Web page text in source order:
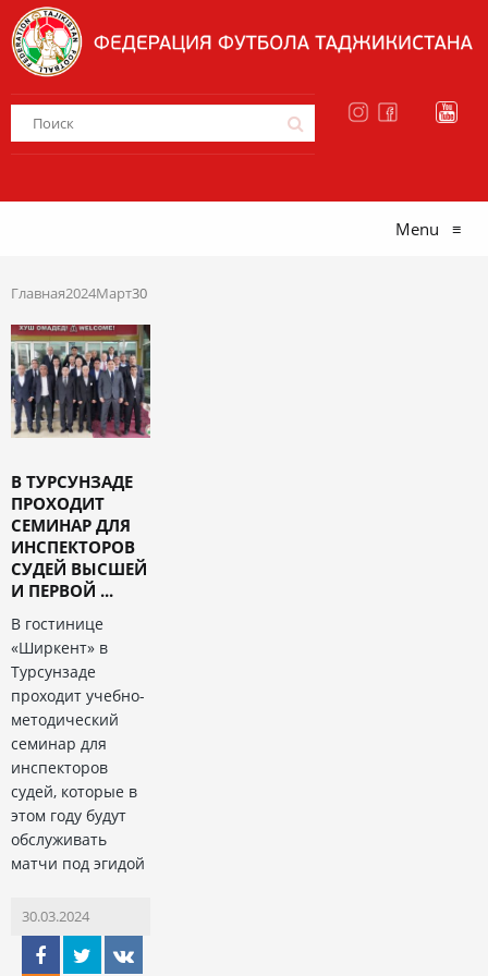
Menu ≡
Главная2024Март30
В ТУРСУНЗАДЕ
ПРОХОДИТ
СЕМИНАР ДЛЯ
ИНСПЕКТОРОВ
СУДЕЙ ВЫСШЕЙ
И ПЕРВОЙ ...
В гостинице
«Ширкент» в
Турсунзаде
проходит учебно-
методический
семинар для
инспекторов
судей, которые в
этом году будут
обслуживать
матчи под эгидой
30.03.2024